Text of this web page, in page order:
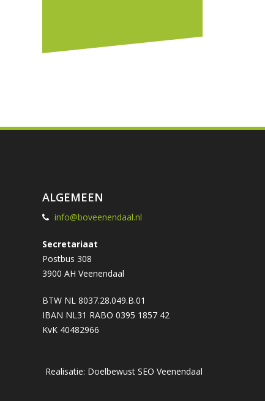
ALGEMEEN
info@boveenendaal.nl
Secretariaat
Postbus 308
3900 AH Veenendaal
BTW NL 8037.28.049.B.01
IBAN NL31 RABO 0395 1857 42
KvK 40482966
Realisatie: Doelbewust SEO Veenendaal